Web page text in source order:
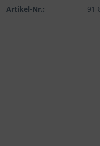
Artikel-Nr.: 91-